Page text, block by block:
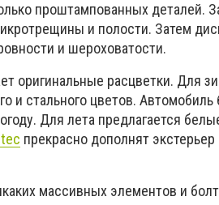
проштампованных деталей.
и полости. Затем
и шероховатости.
оригинальные расцветки. Для
и стального цветов. Автомобиль
Для лета предлагается
прекрасно дополнят
массивных элементов и